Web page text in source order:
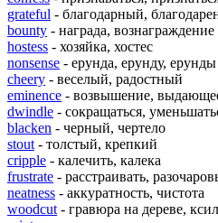
grateful - благодарный,
bounty - награда, вознаграждение
hostess - хозяйка, хостес
nonsense - ерунда, ерунду, ерунды
cheery - веселый, радостный
eminence - возвышение,
dwindle - сокращаться,
blacken - черный, чертело
stout - толстый, крепкий
cripple - калечить, калека
frustrate - расстраивать,
neatness - аккуратность, чистота
woodcut - гравюра на дереве,